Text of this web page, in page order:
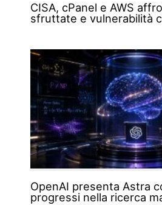
CISA, cPanel e AWS
sfruttate e vulnerabilità
OpenAI presenta Astra
progressi nella ricerca